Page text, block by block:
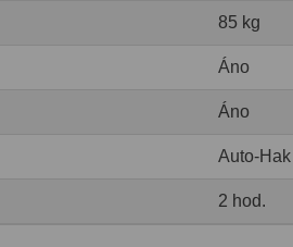
85 kg
Áno
Áno
Auto-Hak
2 hod.